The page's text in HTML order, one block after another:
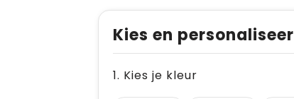
Kies en personaliseer
1. Kies je kleur